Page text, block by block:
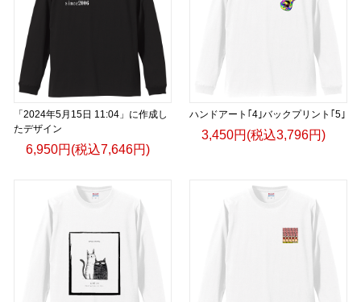
「2024年5月15日 11:04」に作成し
たデザイン
6,950円(税込7,646円)
ハンドアート｢4｣バックプリント｢5｣
3,450円(税込3,796円)